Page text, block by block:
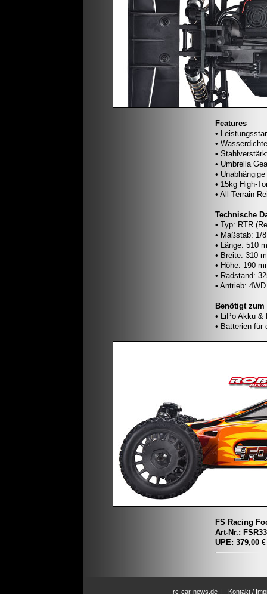
Features
•
•
•
• Umbrella
•
• 15kg High-
• All-Terrain
Technische
• Typ: RTR
• Maßstab: 1/8
• Länge: 510
• Breite: 310
• Höhe: 190
• Radstand:
• Antrieb: 4WD
Benötigt zum
• LiPo Akku &
• Batterien für
FS Racing
Art-Nr.:
UPE: 379,00 €
rc-car-news.de| Kontakt /